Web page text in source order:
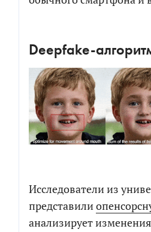
Deepfake-
Исследователи из
представили
анализирует
Я соглашаюсь на
Я согласен на
рекламных сообщений